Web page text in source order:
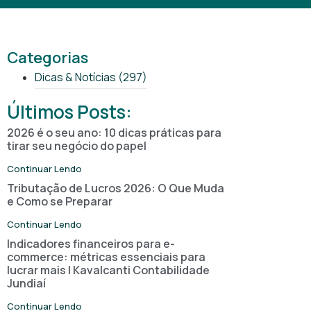
Categorias
Dicas & Notícias (297)
Últimos Posts:
2026 é o seu ano: 10 dicas práticas para
tirar seu negócio do papel
Continuar Lendo
Tributação de Lucros 2026: O Que Muda
e Como se Preparar
Continuar Lendo
Indicadores financeiros para e-
commerce: métricas essenciais para
lucrar mais | Kavalcanti Contabilidade
Jundiaí
Continuar Lendo